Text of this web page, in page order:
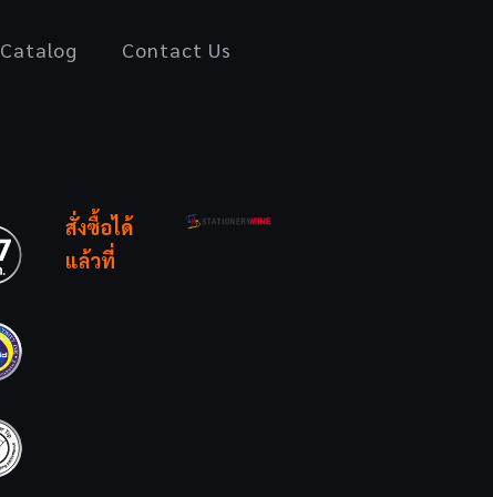
Catalog Contact Us
สั่งซื้อได้
แล้วที่